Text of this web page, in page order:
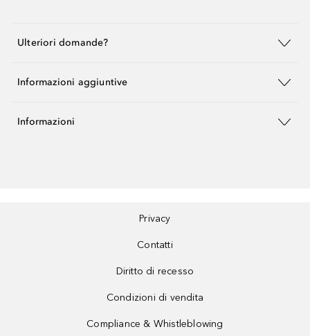
Ulteriori domande?
Informazioni aggiuntive
Informazioni
Privacy
Contatti
Diritto di recesso
Condizioni di vendita
Compliance & Whistleblowing